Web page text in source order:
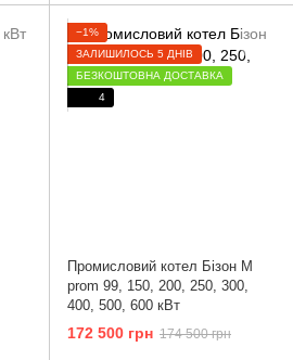
−1%
ЗАЛИШИЛОСЬ 5 ДНІВ
БЕЗКОШТОВНА ДОСТАВКА
4
Промисловий котел Бізон M
prom 99, 150, 200, 250, 300,
400, 500, 600 кВт
172 500 грн 174 500 грн